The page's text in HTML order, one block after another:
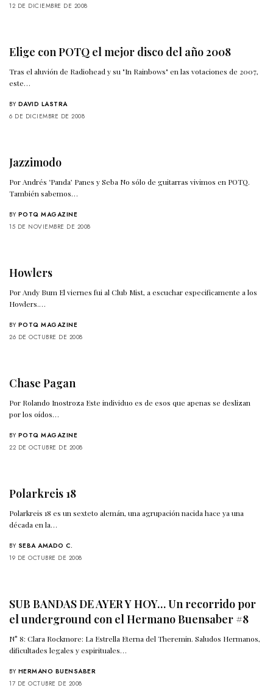
12 DE DICIEMBRE DE 2008
Elige con POTQ el mejor disco del año 2008
Tras el aluvión de Radiohead y su "In Rainbows" en las votaciones de 2007,
este…
BY DAVID LASTRA
6 DE DICIEMBRE DE 2008
Jazzimodo
Por Andrés ‘Panda’ Panes y Seba No sólo de guitarras vivimos en POTQ.
También sabemos…
BY POTQ MAGAZINE
15 DE NOVIEMBRE DE 2008
Howlers
Por Andy Bum El viernes fui al Club Mist, a escuchar especificamente a los
Howlers.…
BY POTQ MAGAZINE
26 DE OCTUBRE DE 2008
Chase Pagan
Por Rolando Inostroza Este individuo es de esos que apenas se deslizan
por los oídos…
BY POTQ MAGAZINE
22 DE OCTUBRE DE 2008
Polarkreis 18
Polarkreis 18 es un sexteto alemán, una agrupación nacida hace ya una
década en la…
BY SEBA AMADO C.
19 DE OCTUBRE DE 2008
SUB BANDAS DE AYER Y HOY… Un recorrido por
el underground con el Hermano Buensaber #8
N° 8: Clara Rockmore: La Estrella Eterna del Theremin. Saludos Hermanos,
dificultades legales y espirituales…
BY HERMANO BUENSABER
17 DE OCTUBRE DE 2008